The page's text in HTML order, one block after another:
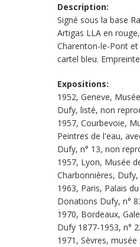
Description:
Signé sous la base
Artigas LLA en
Charenton-le-Pont
cartel bleu.
Expositions:
1952, Geneve,
Dufy, listé, non
1957, Courbevoie,
Peintres de l'eau,
Dufy, n° 13, non
1957, Lyon, Musée
Charbonnières,
1963, Paris, Palais
Donations Dufy, n°
1970, Bordeaux,
Dufy 1877-1953, n°
1971, Sèvres,